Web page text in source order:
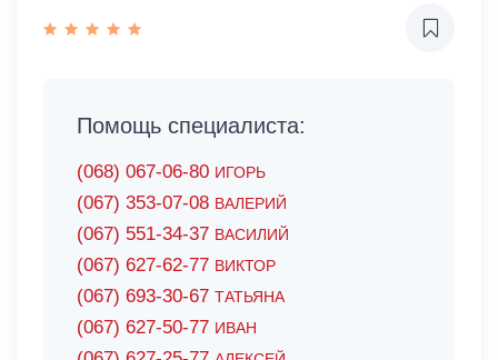
Помощь специалиста:
(068) 067-06-80 ИГОРЬ
(067) 353-07-08 ВАЛЕРИЙ
(067) 551-34-37 ВАСИЛИЙ
(067) 627-62-77 ВИКТОР
(067) 693-30-67 ТАТЬЯНА
(067) 627-50-77 ИВАН